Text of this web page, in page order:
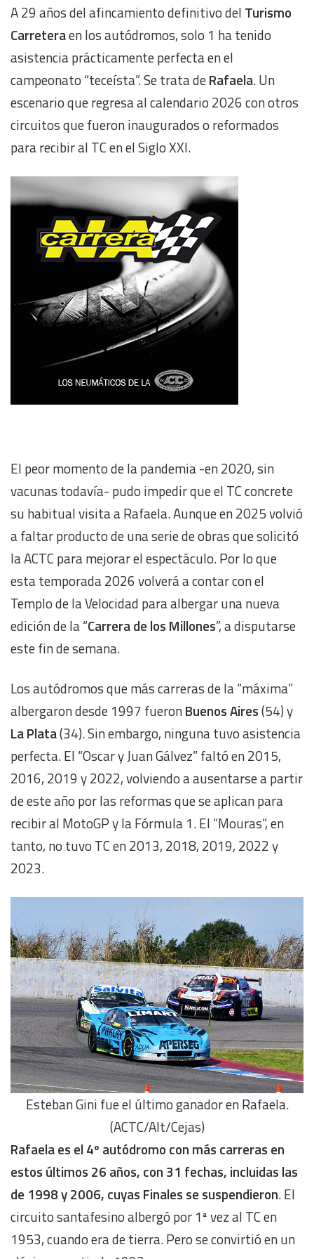
A 29 años del afincamiento definitivo del Turismo
Carreteraen los autódromos, solo 1 ha tenido
asistencia prácticamente perfecta en el
campeonato “teceísta”. Se trata deRafaela. Un
escenario que regresa al calendario 2026 con otros
circuitos que fueron inaugurados o reformados
para recibir al TC en el Siglo XXI.
El peor momento de la pandemia -en 2020, sin
vacunas todavía- pudo impedir que el TC concrete
su habitual visita a Rafaela. Aunque en 2025 volvió
a faltar producto de una serie de obras que solicitó
la ACTC para mejorar el espectáculo. Por lo que
esta temporada 2026 volverá a contar con el
Templo de la Velocidad para albergar una nueva
edición de la “Carrera de los Millones”, a disputarse
este fin de semana.
Los autódromos que más carreras de la “máxima”
albergaron desde 1997 fueronBuenos Aires(54) y
La Plata(34). Sin embargo, ninguna tuvo asistencia
perfecta. El “Oscar y Juan Gálvez” faltó en 2015,
2016, 2019 y 2022, volviendo a ausentarse a partir
de este año por las reformas que se aplican para
recibir al MotoGP y la Fórmula 1. El “Mouras”, en
tanto, no tuvo TC en 2013, 2018, 2019, 2022 y
2023.
Esteban Gini fue el último ganador en Rafaela.
(ACTC/Alt/Cejas)
Rafaela es el 4º autódromo con más carreras en
estos últimos 26 años, con 31 fechas, incluidas las
de 1998 y 2006, cuyas Finales se suspendieron. El
circuito santafesino albergó por 1ª vez al TC en
1953, cuando era de tierra. Pero se convirtió en un